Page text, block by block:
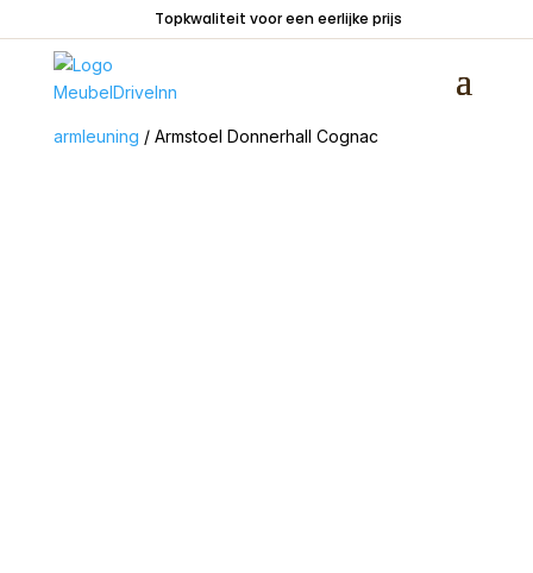
Topkwaliteit voor een eerlijke prijs
armleuning / Armstoel Donnerhall Cognac